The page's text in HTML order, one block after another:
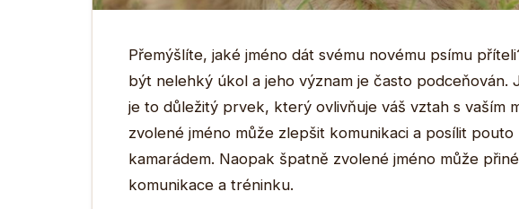
Přemýšlíte, jaké jméno dát svému novému psímu
být nelehký úkol a jeho význam je často podceňován.
je to důležitý prvek, který ovlivňuje váš vztah s vaším
zvolené jméno může zlepšit komunikaci a posílit pouto
kamarádem. Naopak špatně zvolené jméno může
komunikace a tréninku.